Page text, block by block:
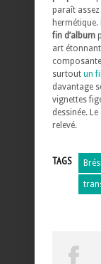
paraît assez
hermétique.
fin d’album
art
surtout un
davantage
vignettes
dessinée.
relevé.
TAGS Brésil